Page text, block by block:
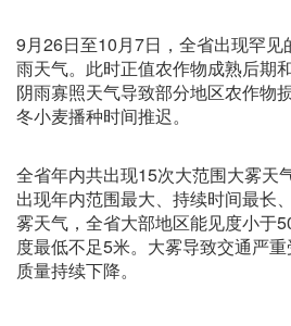
9月26日至10月7日，全省出现罕见
雨天气。此时正值农作物成熟后期
阴雨寡照天气导致部分地区农作物
冬小麦播种时间推迟。
全省年内共出现15次大范围大雾天
出现年内范围最大、持续时间最长
雾天气，全省大部地区能见度小于
度最低不足5米。大雾导致交通严
质量持续下降。